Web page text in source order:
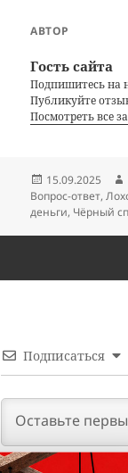
АВТОР
Гость сайта
Подпишитесь на
Публикуйте
Посмотреть все
Опубликовано
15.09.2025
Вопрос-ответ,
деньги, Чёрный
Подписаться